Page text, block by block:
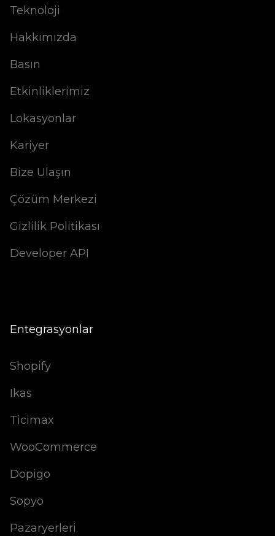
Teknoloji
Hakkımızda
Basın
Etkinliklerimiz
Lokasyonlar
Kariyer
Bize Ulaşın
Çözüm Merkezi
Gizlilik Politikası
Developer API
Entegrasyonlar
Shopify
Ikas
Ticimax
WooCommerce
Dopigo
Sopyo
Pazaryerleri